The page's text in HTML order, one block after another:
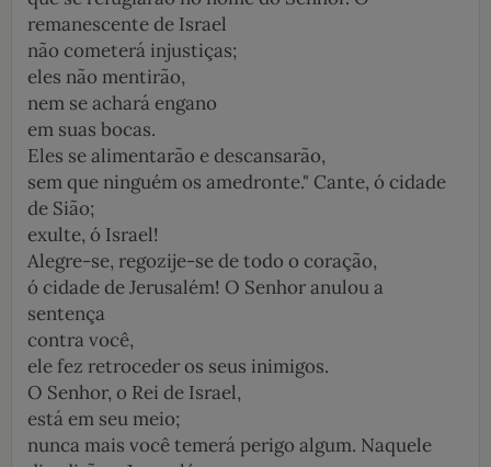
remanescente de Israel
não cometerá injustiças;
eles não mentirão,
nem se achará engano
em suas bocas.
Eles se alimentarão e descansarão,
sem que ninguém os amedronte." Cante, ó cidade
de Sião;
exulte, ó Israel!
Alegre-se, regozije-se de todo o coração,
ó cidade de Jerusalém! O Senhor anulou a
sentença
contra você,
ele fez retroceder os seus inimigos.
O Senhor, o Rei de Israel,
está em seu meio;
nunca mais você temerá perigo algum. Naquele